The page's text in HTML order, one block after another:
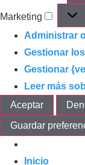
Marketing
Administrar
Gestionar
Gestionar
Leer más
Aceptar
Guardar
Inicio